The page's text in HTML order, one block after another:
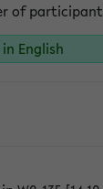
of
English